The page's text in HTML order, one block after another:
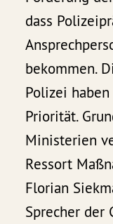
dass
bekommen.
Polizei
Priorität.
Ministerien
Ressort
Florian
Sprecher der